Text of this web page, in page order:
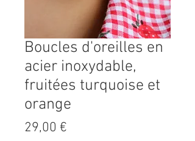
Boucles d'oreilles en
acier inoxydable,
fruitées turquoise et
orange
29,00 €